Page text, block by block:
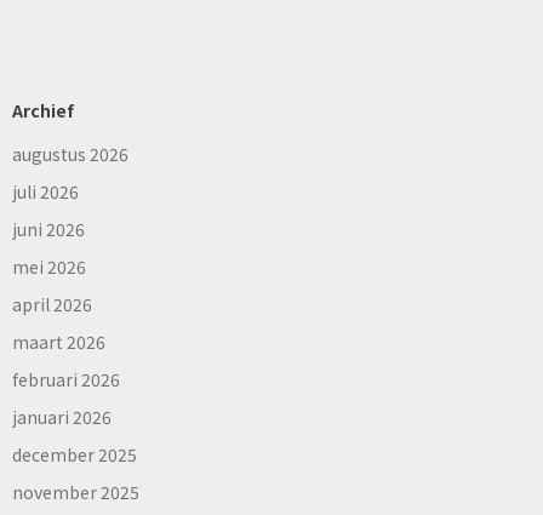
Archief
augustus 2026
juli 2026
juni 2026
mei 2026
april 2026
maart 2026
februari 2026
januari 2026
december 2025
november 2025